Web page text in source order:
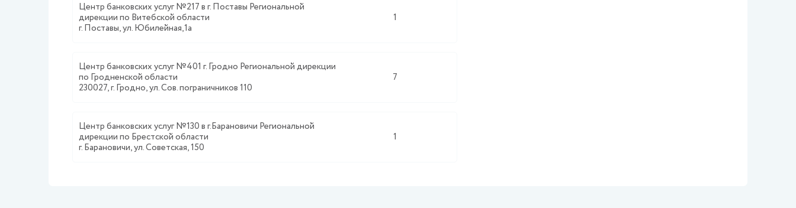
Центр банковских услуг №217 в г. Поставы Региональной
дирекции по Витебской области
г. Поставы, ул. Юбилейная,1а
1
Центр банковских услуг №401 г. Гродно Региональной дирекции
по Гродненской области
230027, г. Гродно, ул. Сов. пограничников 110
7
Центр банковских услуг №130 в г.Барановичи Региональной
дирекции по Брестской области
г. Барановичи, ул. Советская, 150
1